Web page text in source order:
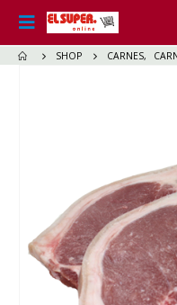
SHOP CARNES,